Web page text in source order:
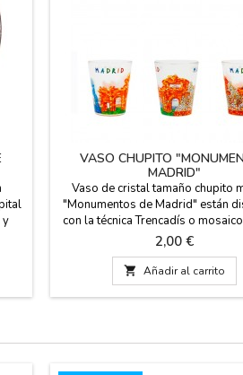
y
VASO CHUPITO
MADRID"
Vaso de cristal tamaño chupito
"Monumentos de Madrid" están
con la técnica Trencadís o
de los monumentos mas
Madrid, La Cibeles, La Puerta de
Oso y Madroño. Aptos para
Medidas: 5,5 cm de alto x 4,5 cm
Precio
2,00 €
 Añadir al carrito